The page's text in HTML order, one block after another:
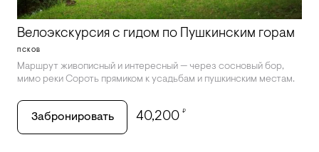
Велоэкскурсия с гидом по Пушкинским горам
ПСКОВ
Маршрут живописный и интересный — через сосновый бор,
мимо реки Сороть прямиком к усадьбам и пушкинским местам.
Забронировать 40,200 ₽